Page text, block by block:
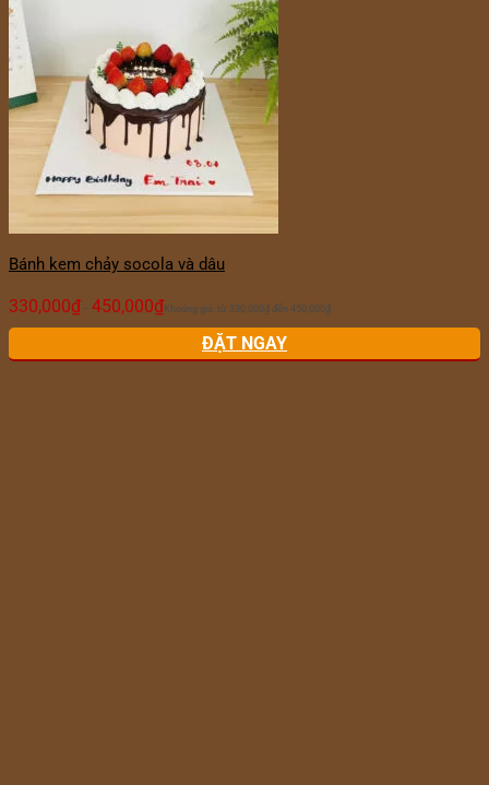
Bánh kem chảy socola và dâu
330,000₫ – 450,000₫ Khoảng giá: từ 330,000₫ đến 450,000₫
ĐẶT NGAY